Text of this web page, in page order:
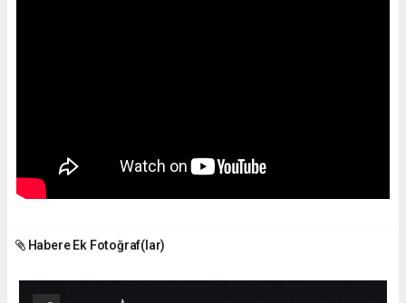
Habere Ek Fotoğraf(lar)